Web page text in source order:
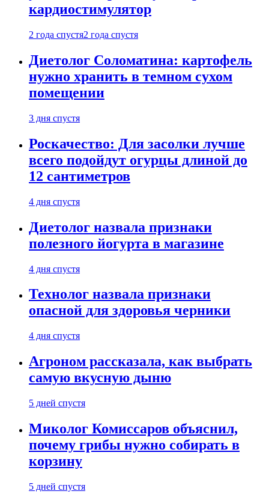
кардиостимулятор
2 года спустя2 года спустя
Диетолог Соломатина: картофель
нужно хранить в темном сухом
помещении
3 дня спустя
Роскачество: Для засолки лучше
всего подойдут огурцы длиной до
12 сантиметров
4 дня спустя
Диетолог назвала признаки
полезного йогурта в магазине
4 дня спустя
Технолог назвала признаки
опасной для здоровья черники
4 дня спустя
Агроном рассказала, как выбрать
самую вкусную дыню
5 дней спустя
Миколог Комиссаров объяснил,
почему грибы нужно собирать в
корзину
5 дней спустя